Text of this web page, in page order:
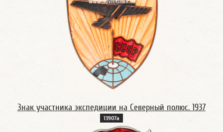
Знак участника экспедиции на Северный полюс. 1937
13907а